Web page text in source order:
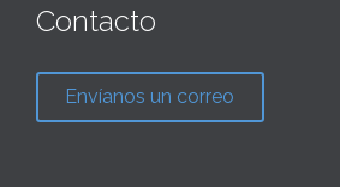
Contacto
Envíanos un correo